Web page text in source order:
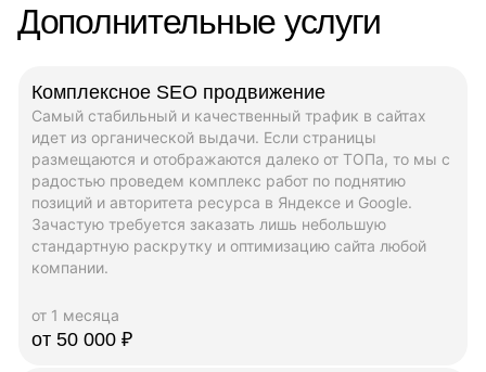
Дополнительные услуги
Комплексное SEO продвижение
Самый стабильный и качественный трафик в сайтах
идет из органической выдачи. Если страницы
размещаются и отображаются далеко от ТОПа, то мы с
радостью проведем комплекс работ по поднятию
позиций и авторитета ресурса в Яндексе и Google.
Зачастую требуется заказать лишь небольшую
стандартную раскрутку и оптимизацию сайта любой
компании.
от 1 месяца
от 50 000 ₽